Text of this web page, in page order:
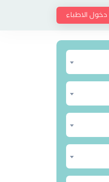
دخول الاطباء